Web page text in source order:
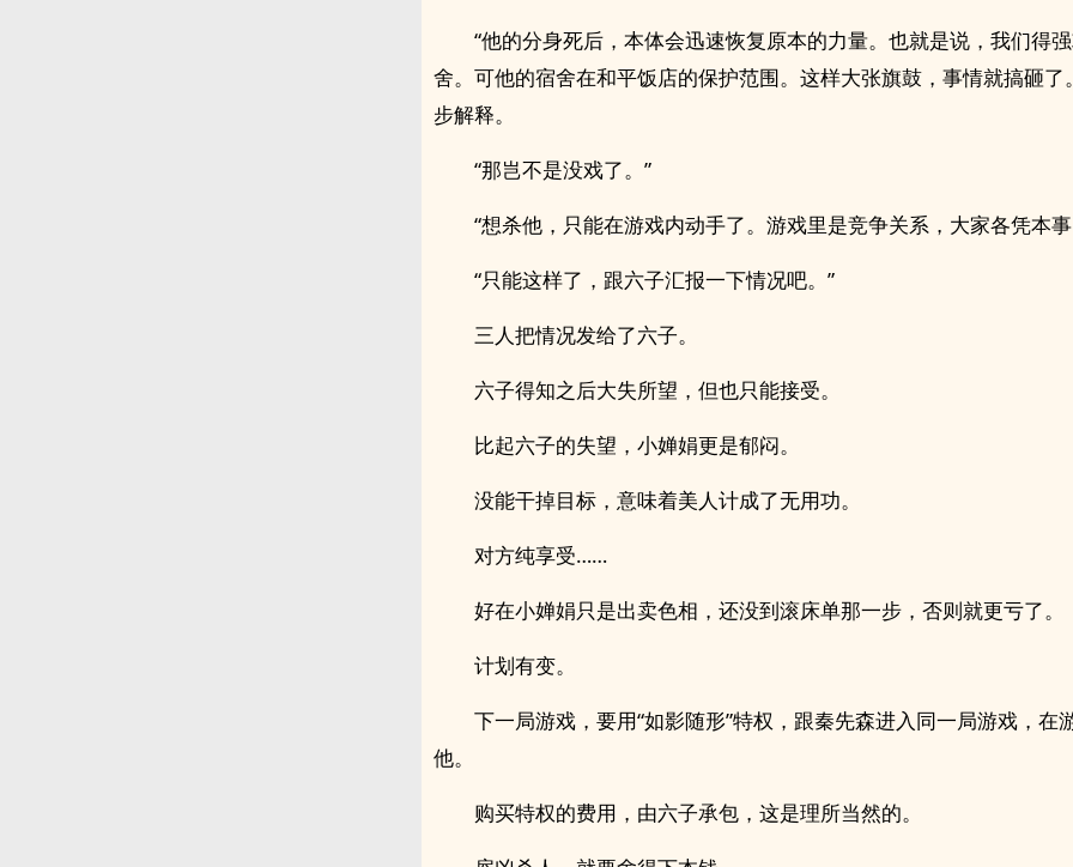
“他的分身死后，本体会迅速恢复原本的力量。也就是说，我们得
舍。可他的宿舍在和平饭店的保护范围。这样大张旗鼓，事情就搞砸了
步解释。
“那岂不是没戏了。”
“想杀他，只能在游戏内动手了。游戏里是竞争关系，大家各凭本
“只能这样了，跟六子汇报一下情况吧。”
三人把情况发给了六子。
六子得知之后大失所望，但也只能接受。
比起六子的失望，小婵娟更是郁闷。
没能干掉目标，意味着美人计成了无用功。
对方纯享受……
好在小婵娟只是出卖色相，还没到滚床单那一步，否则就更亏了。
计划有变。
下一局游戏，要用“如影随形”特权，跟秦先森进入同一局游戏，在
他。
购买特权的费用，由六子承包，这是理所当然的。